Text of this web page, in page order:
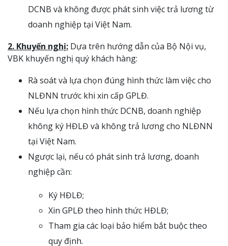
DCNB và không được phát sinh việc trả lương từ
doanh nghiệp tại Việt Nam.
2. Khuyến nghị: Dựa trên hướng dẫn của Bộ Nội vụ,
VBK khuyến nghị quý khách hàng:
Rà soát và lựa chọn đúng hình thức làm việc cho
NLĐNN trước khi xin cấp GPLĐ.
Nếu lựa chọn hình thức DCNB, doanh nghiệp
không ký HĐLĐ và không trả lương cho NLĐNN
tại Việt Nam.
Ngược lại, nếu có phát sinh trả lương, doanh
nghiệp cần:
Ký HĐLĐ;
Xin GPLĐ theo hình thức HĐLĐ;
Tham gia các loại bảo hiểm bắt buộc theo
quy định.